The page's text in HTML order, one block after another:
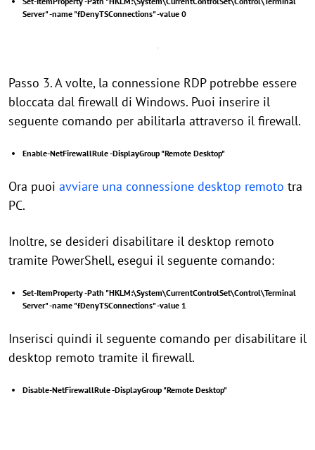
Server" -name "fDenyTSConnections" -value 0
Passo 3. A volte, la connessione RDP potrebbe essere
bloccata dal firewall di Windows. Puoi inserire il
seguente comando per abilitarla attraverso il firewall.
Enable-NetFirewallRule -DisplayGroup "Remote Desktop"
Ora puoi avviare una connessione desktop remoto tra
PC.
Inoltre, se desideri disabilitare il desktop remoto
tramite PowerShell, esegui il seguente comando:
Set-ItemProperty -Path "HKLM:\System\CurrentControlSet\Control\Terminal
Server" -name "fDenyTSConnections" -value 1
Inserisci quindi il seguente comando per disabilitare il
desktop remoto tramite il firewall.
Disable-NetFirewallRule -DisplayGroup "Remote Desktop"